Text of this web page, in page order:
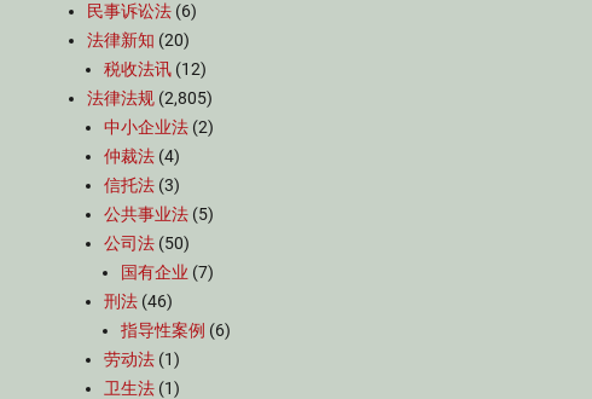
民事诉讼法 (6)
法律新知 (20)
税收法讯 (12)
法律法规 (2,805)
中小企业法 (2)
仲裁法 (4)
信托法 (3)
公共事业法 (5)
公司法 (50)
国有企业 (7)
刑法 (46)
指导性案例 (6)
劳动法 (1)
卫生法 (1)